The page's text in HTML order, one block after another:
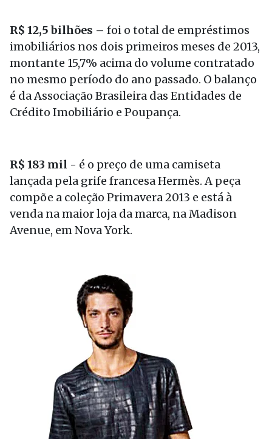
R$ 12,5 bilhões – foi o total de empréstimos
imobiliários nos dois primeiros meses de 2013,
montante 15,7% acima do volume contratado
no mesmo período do ano passado. O balanço
é da Associação Brasileira das Entidades de
Crédito Imobiliário e Poupança.
R$ 183 mil - é o preço de uma camiseta
lançada pela grife francesa Hermès. A peça
compõe a coleção Primavera 2013 e está à
venda na maior loja da marca, na Madison
Avenue, em Nova York.